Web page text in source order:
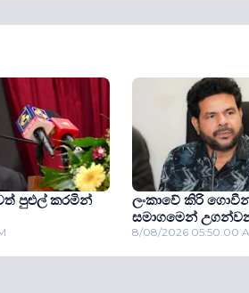
පුළුල් කරමින්
ලංකාවේ කිරි
සමාගමෙන්
8/08/2026 05:50:00